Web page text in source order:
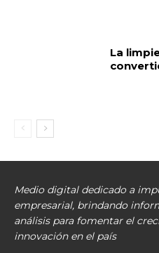
La
Medio digital dedicado a
empresarial, brindando
análisis para fomentar el
innovación en el país